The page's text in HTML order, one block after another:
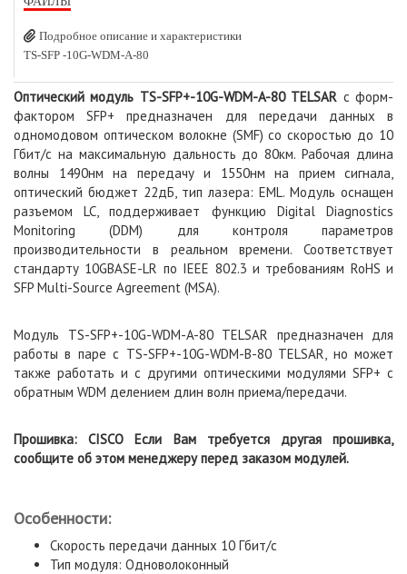
Подробное описание и характеристики
TS-SFP -10G-WDM-A-80
Оптический модуль TS-SFP+-10G-WDM-A-80 TELSAR с форм-
фактором SFP+ предназначен для передачи данных в
одномодовом оптическом волокне (SMF) со скоростью до 10
Гбит/с на максимальную дальность до 80км. Рабочая длина
волны 1490нм на передачу и 1550нм на прием сигнала,
оптический бюджет 22дБ, тип лазера: EML. Модуль оснащен
разъемом LC, поддерживает функцию Digital Diagnostics
Monitoring (DDM) для контроля параметров
производительности в реальном времени. Соответствует
стандарту 10GBASE-LR по IEEE 802.3 и требованиям RoHS и
SFP Multi-Source Agreement (MSA).
Модуль TS-SFP+-10G-WDM-A-80 TELSAR предназначен для
работы в паре с TS-SFP+-10G-WDM-B-80 TELSAR, но может
также работать и с другими оптическими модулями SFP+ с
обратным WDM делением длин волн приема/передачи.
Прошивка: CISCO Если Вам требуется другая прошивка,
сообщите об этом менеджеру перед заказом модулей.
Особенности:
Скорость передачи данных 10 Гбит/с
Тип модуля: Одноволоконный